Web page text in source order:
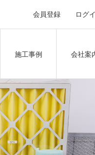
会員登録 ログ
施工事例 会社案